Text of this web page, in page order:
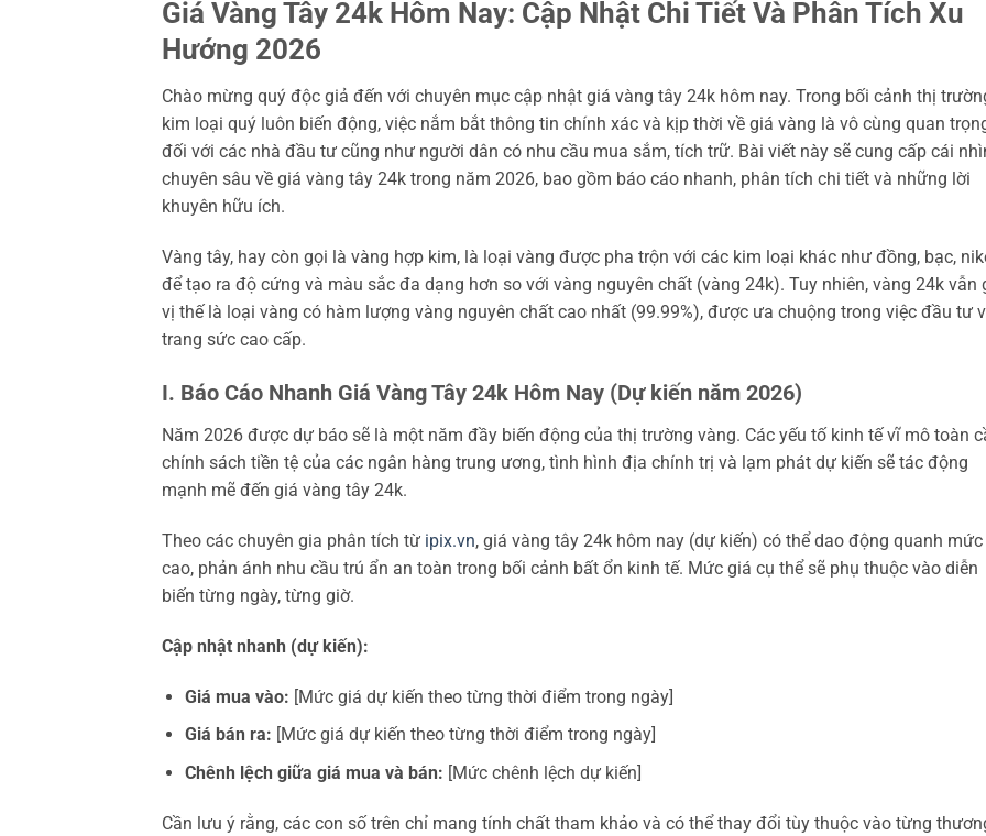
Giá Vàng Tây 24k Hôm Nay: Cập Nhật Chi Tiết Và Phân Tích Xu
Hướng 2026
Chào mừng quý độc giả đến với chuyên mục cập nhật giá vàng tây 24k hôm nay. Trong bối cảnh thị
kim loại quý luôn biến động, việc nắm bắt thông tin chính xác và kịp thời về giá vàng là vô cùng quan
đối với các nhà đầu tư cũng như người dân có nhu cầu mua sắm, tích trữ. Bài viết này sẽ cung cấp cái
chuyên sâu về giá vàng tây 24k trong năm 2026, bao gồm báo cáo nhanh, phân tích chi tiết và những lời
khuyên hữu ích.
Vàng tây, hay còn gọi là vàng hợp kim, là loại vàng được pha trộn với các kim loại khác như đồng, bạc,
để tạo ra độ cứng và màu sắc đa dạng hơn so với vàng nguyên chất (vàng 24k). Tuy nhiên, vàng 24k vẫn
vị thế là loại vàng có hàm lượng vàng nguyên chất cao nhất (99.99%), được ưa chuộng trong việc đầu tư
trang sức cao cấp.
I. Báo Cáo Nhanh Giá Vàng Tây 24k Hôm Nay (Dự kiến năm 2026)
Năm 2026 được dự báo sẽ là một năm đầy biến động của thị trường vàng. Các yếu tố kinh tế vĩ mô toàn
chính sách tiền tệ của các ngân hàng trung ương, tình hình địa chính trị và lạm phát dự kiến sẽ tác động
mạnh mẽ đến giá vàng tây 24k.
Theo các chuyên gia phân tích từ ipix.vn, giá vàng tây 24k hôm nay (dự kiến) có thể dao động quanh mức
cao, phản ánh nhu cầu trú ẩn an toàn trong bối cảnh bất ổn kinh tế. Mức giá cụ thể sẽ phụ thuộc vào diễn
biến từng ngày, từng giờ.
Cập nhật nhanh (dự kiến):
Giá mua vào: [Mức giá dự kiến theo từng thời điểm trong ngày]
Giá bán ra: [Mức giá dự kiến theo từng thời điểm trong ngày]
Chênh lệch giữa giá mua và bán: [Mức chênh lệch dự kiến]
Cần lưu ý rằng, các con số trên chỉ mang tính chất tham khảo và có thể thay đổi tùy thuộc vào từng